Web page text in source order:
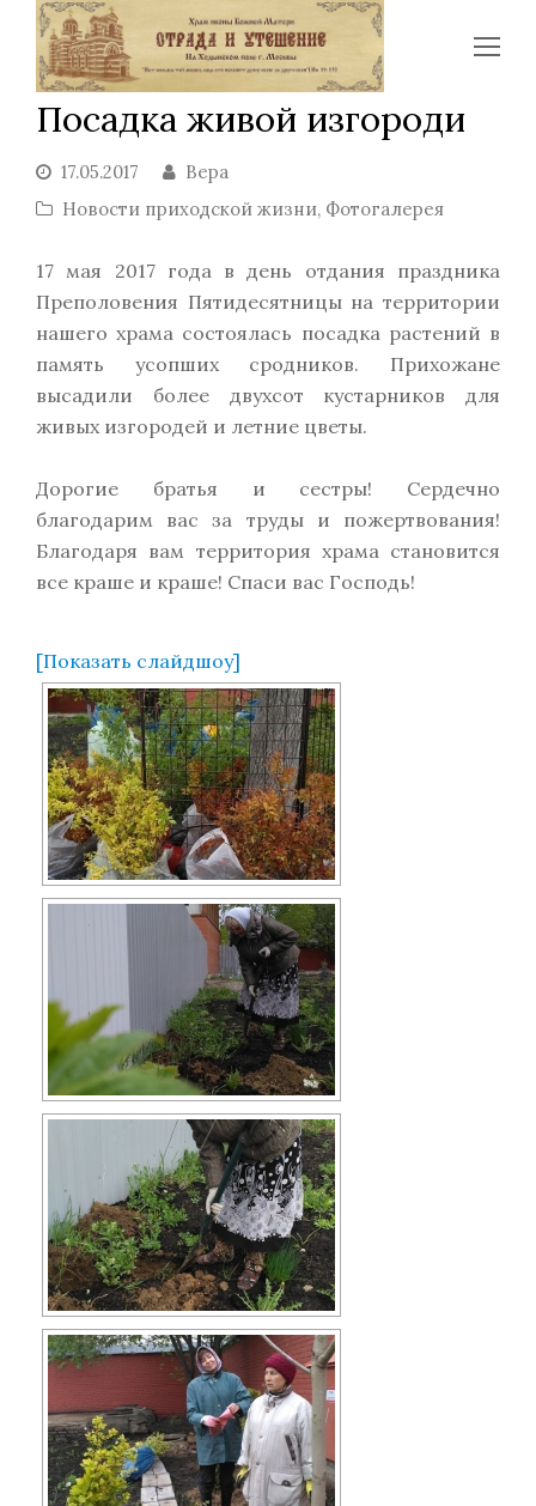
Посадка живой изгороди
17.05.2017
Вера
Новости приходской жизни, Фотогалерея
17 мая 2017 года в день отдания праздника
Преполовения Пятидесятницы на территории
нашего храма состоялась посадка растений в
память усопших сродников. Прихожане
высадили более двухсот кустарников для
живых изгородей и летние цветы.
Дорогие братья и сестры! Сердечно
благодарим вас за труды и пожертвования!
Благодаря вам территория храма становится
все краше и краше! Спаси вас Господь!
[Показать слайдшоу]